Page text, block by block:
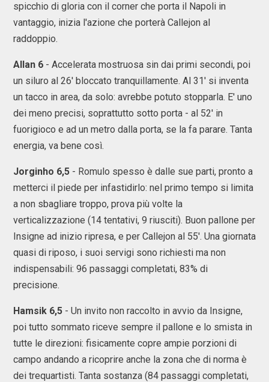
spicchio di gloria con il corner che porta il Napoli in
vantaggio, inizia l'azione che porterà Callejon al
raddoppio.
Allan 6 - Accelerata mostruosa sin dai primi secondi, poi
un siluro al 26' bloccato tranquillamente. Al 31' si inventa
un tacco in area, da solo: avrebbe potuto stopparla. E' uno
dei meno precisi, soprattutto sotto porta - al 52' in
fuorigioco e ad un metro dalla porta, se la fa parare. Tanta
energia, va bene così.
Jorginho 6,5 - Romulo spesso è dalle sue parti, pronto a
metterci il piede per infastidirlo: nel primo tempo si limita
a non sbagliare troppo, prova più volte la
verticalizzazione (14 tentativi, 9 riusciti). Buon pallone per
Insigne ad inizio ripresa, e per Callejon al 55'. Una giornata
quasi di riposo, i suoi servigi sono richiesti ma non
indispensabili: 96 passaggi completati, 83% di
precisione.
Hamsik 6,5 - Un invito non raccolto in avvio da Insigne,
poi tutto sommato riceve sempre il pallone e lo smista in
tutte le direzioni: fisicamente copre ampie porzioni di
campo andando a ricoprire anche la zona che di norma è
dei trequartisti. Tanta sostanza (84 passaggi completati,